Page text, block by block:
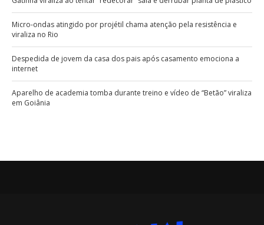
Micro-ondas atingido por projétil chama atenção pela resistência e
viraliza no Rio
Despedida de jovem da casa dos pais após casamento emociona a
internet
Aparelho de academia tomba durante treino e vídeo de “Betão” viraliza
em Goiânia